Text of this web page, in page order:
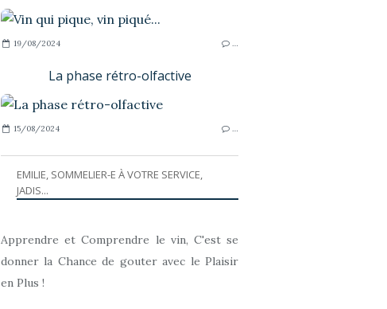
19/08/2024 …
La phase rétro-olfactive
15/08/2024 …
EMILIE, SOMMELIER-E À VOTRE SERVICE,
JADIS...
Apprendre et Comprendre le vin, C'est se
donner la Chance de gouter avec le Plaisir
en Plus !